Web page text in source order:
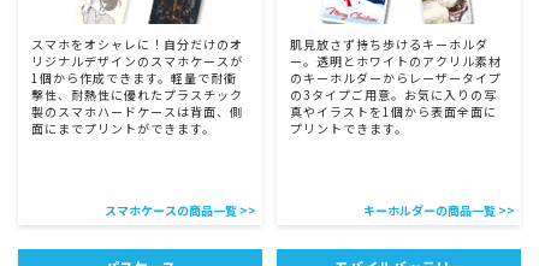
スマホをオシャレに！自分だけのオ
リジナルデザインのスマホケースが
1個から作成できます。軽量で耐衝
撃性、耐熱性に優れたプラスチック
製のスマホハードケースは背面、側
面にまでプリントができます。
スマホケースの商品一覧 >>
肌見放さず持ち歩けるキーホルダ
ー。透明とホワイトのアクリル素材
のキーホルダーからレーザータイプ
の3タイプご用意。お気に入りの写
真やイラストを1個から表面全面に
プリントできます。
キーホルダーの商品一覧 >>